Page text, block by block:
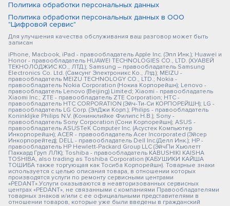
Политика обработки персональных данных
Политика обработки персональных данных в ООО
"Цифровой сервис"
Для улучшения качества обслуживания ваш разговор может быть
записан
iPhone, Macbook, iPad - правообладатель Apple Inc. (Эпл Инк.); Huawei и
Honor - правообладатель HUAWEI TECHNOLOGIES CO., LTD. (ХУАВЕЙ
ТЕКНОЛОДЖИС КО., ЛТД.); Samsung – правообладатель Samsung
Electronics Co. Ltd. (Самсунг Электроникс Ко., Лтд.); MEIZU -
правообладатель MEIZU TECHNOLOGY CO., LTD.; Nokia -
правообладатель Nokia Corporation (Нокиа Корпорейшн); Lenovo -
правообладатель Lenovo (Beijing) Limited; Xiaomi - правообладатель
Xiaomi Inc.; ZTE - правообладатель ZTE Corporation; HTC -
правообладатель HTC CORPORATION (Эйч-Ти-Си КОРПОРЕЙШН); LG -
правообладатель LG Corp. (ЭлДжи Корп.); Philips - правообладатель
Koninklijke Philips N.V. (Конинклийке Филипс Н.В.); Sony -
правообладатель Sony Corporation (Сони Корпорейшн); ASUS -
правообладатель ASUSTeK Computer Inc. (Асустек Компьютер
Инкорпорейшн); ACER - правообладатель Acer Incorporated (Эйсер
Инкорпорейтед); DELL - правообладатель Dell Inc.(Делл Инк.); HP -
правообладатель HP Hewlett-Packard Group LLC (ЭйчПи Хьюлетт
Паккард Груп ЛЛК); Toshiba - правообладатель KABUSHIKI KAISHA
TOSHIBA, also trading as Toshiba Corporation (КАБУШИКИ КАЙША
ТОШИБА также торгующая как Тосиба Корпорейшн). Товарные знаки
используется с целью описания товара, в отношении которых
производятся услуги по ремонту сервисными центрами
«PEDANT».Услуги оказываются в неавторизованных сервисных
центрах «PEDANT», не связанными с компаниями Правообладателями
товарных знаков и/или с ее официальными представителями в
отношении товаров, которые уже были введены в гражданский